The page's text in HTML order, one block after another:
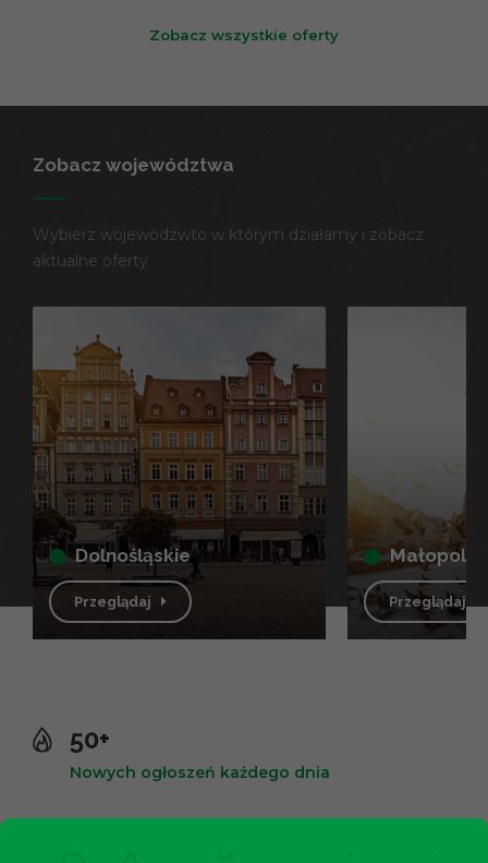
Zobacz wszystkie oferty
Zobacz województwa
Wybierz wojewódzwto w którym działamy i zobacz
aktualne oferty
dolnośląskie
Przeglądaj Przeglądaj
50+
Nowych ogłoszeń każdego dnia